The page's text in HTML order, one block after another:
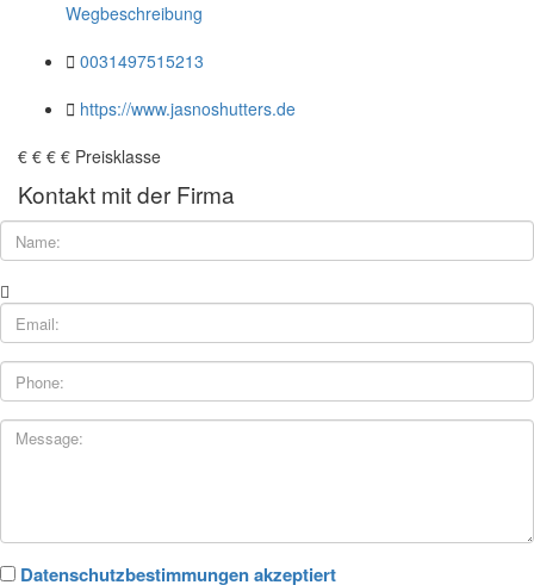
Wegbeschreibung
0031497515213
https://www.jasnoshutters.de
€ € € € Preisklasse
Kontakt mit der Firma
Datenschutzbestimmungen akzeptiert